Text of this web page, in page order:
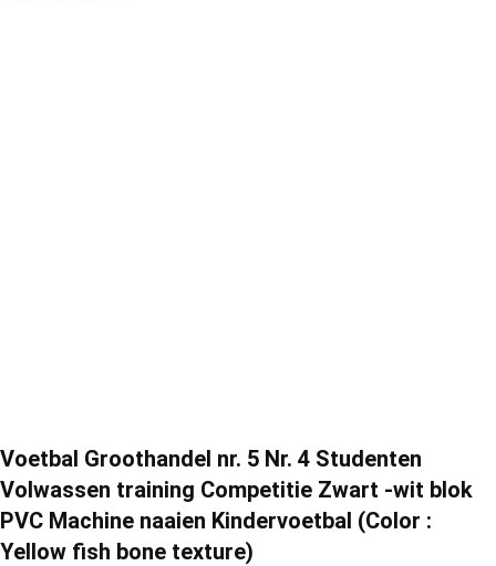
Voetbal Groothandel nr. 5 Nr. 4 Studenten
Volwassen training Competitie Zwart -wit blok
PVC Machine naaien Kindervoetbal (Color :
Yellow fish bone texture)